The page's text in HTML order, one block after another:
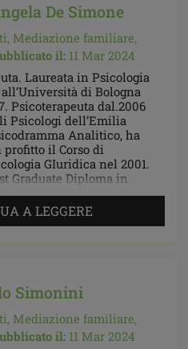
De Simone
Mediazione familiare,
il: 11 Mar 2024
Laureata in Psicologia
di Bologna
Psicoterapeuta dal.2006
Psicologi dell’Emilia
Analitico, ha
profitto il Corso di
GIuridica nel 2001.
Graduate Diploma in
people with […]
A LEGGERE
Simonini
Mediazione familiare,
il: 11 Mar 2024